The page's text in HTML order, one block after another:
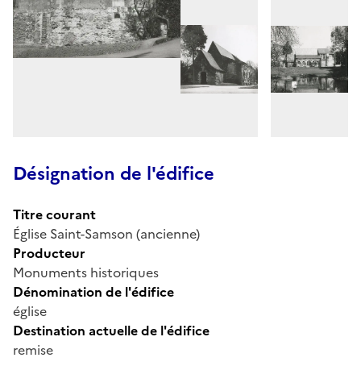
Désignation de l'édifice
Titre courant
Église Saint-Samson (ancienne)
Producteur
Monuments historiques
Dénomination de l'édifice
église
Destination actuelle de l'édifice
remise